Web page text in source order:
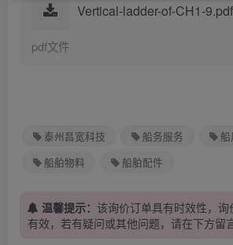
Vertical-ladder-of-CH1-9.pdf
pdf文件
泰州昌宽科技 船务服务
船
船舶物料
船舶配件
温馨提示： 该询价订单具有时效性，询
有效，若有疑问或其他问题，请在下方留